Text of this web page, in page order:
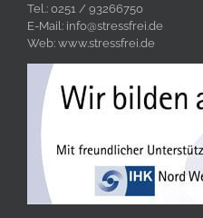
Tel.: 0251 / 93266750
E-Mail: info@stressfrei.de
Web: www.stressfrei.de